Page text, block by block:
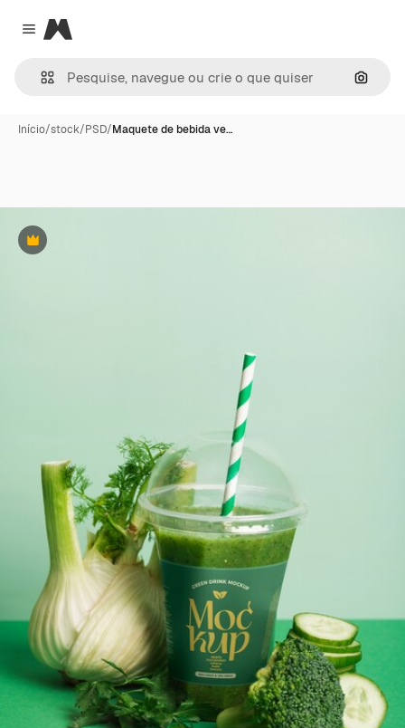
Close menu
Magnific
Início/stock/PSD/Maquete de bebida ve…
Premium